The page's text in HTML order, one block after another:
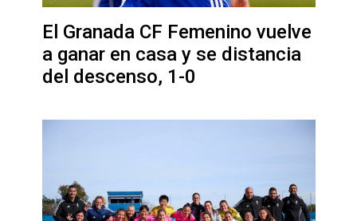
El Granada CF Femenino vuelve
a ganar en casa y se distancia
del descenso, 1-0